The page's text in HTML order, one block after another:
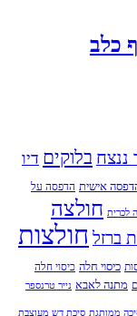
כלב
ננצח בלוקים דיו
אישית הדפסה על
לכרית חולצה
ברזל חולצות
כיסוי חלה כיסוי חלה
מתנה לאבא נייר טרנספר
ממותגת סיכת דש מעוצבת